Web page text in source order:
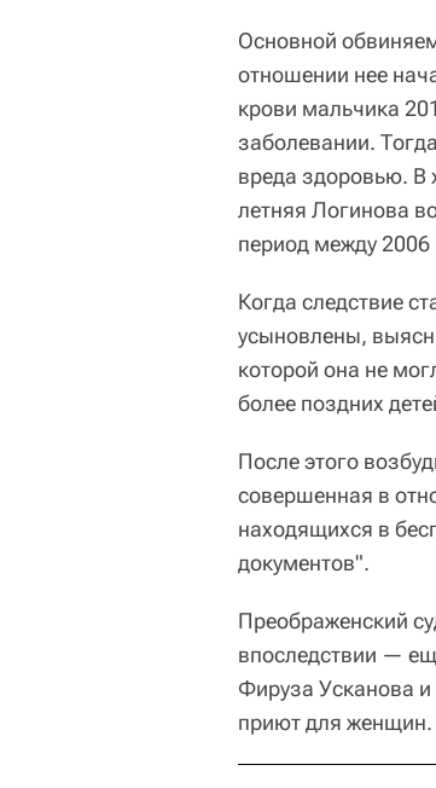
Основной
отношении нее
крови мальчика
заболевании.
вреда здоровью. В
летняя Логинова
период между
Когда следствие
усыновлены,
которой она не
более поздних
После этого
совершенная в
находящихся в
документов".
Преображенский
впоследствии —
Фируза Усканова
приют для женщин.